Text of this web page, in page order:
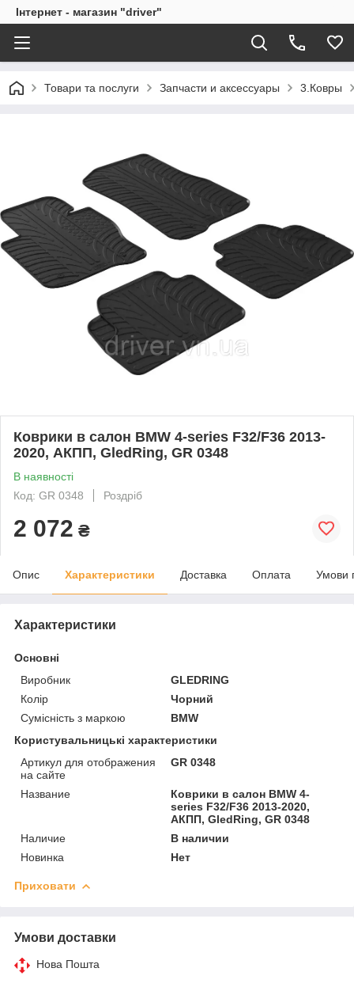
Інтернет - магазин "driver"
Товари та послуги Запчасти и аксессуары 3.Ковры
Коврики в салон BMW 4-series F32/F36 2013-
2020, АКПП, GledRing, GR 0348
В наявності
Код: GR 0348
Роздріб
2 072 ₴
Опис Характеристики Доставка Оплата Умови
Характеристики
Основні
Виробник
GLEDRING
Колір
Чорний
Сумісність з маркою
BMW
Користувальницькі характеристики
Артикул для отображения
на сайте
GR 0348
Название
Коврики в салон BMW 4-
series F32/F36 2013-2020,
АКПП, GledRing, GR 0348
Наличие
В наличии
Новинка
Нет
Приховати
Умови доставки
Нова Пошта